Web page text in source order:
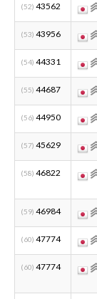
(52) 43562
(53) 43956
(54) 44331
(55) 44687
(56) 44950
(57) 45629
(58) 46822
(59) 46984
(60) 47774
(60) 47774